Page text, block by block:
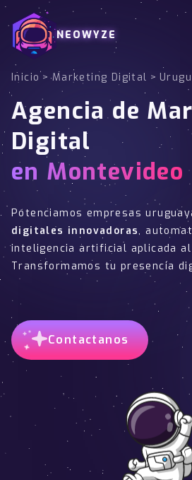
NEOWYZE
Inicio > Marketing Digital >
Agencia de
Digital
en Montevideo
Potenciamos empresas
digitales innovadoras,
inteligencia artificial aplicada
Transformamos tu presencia
Contactanos